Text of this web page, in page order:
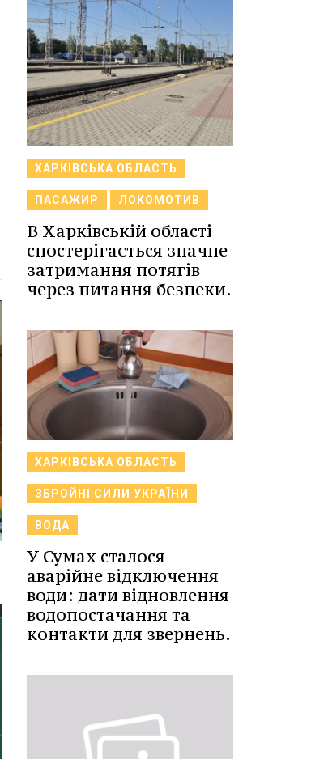
ХАРКІВСЬКА ОБЛАСТЬ
ПАСАЖИР ЛОКОМОТИВ
В Харківській області
спостерігається значне
затримання потягів
через питання безпеки.
ХАРКІВСЬКА ОБЛАСТЬ
ЗБРОЙНІ СИЛИ УКРАЇНИ
ВОДА
У Сумах сталося
аварійне відключення
води: дати відновлення
водопостачання та
контакти для звернень.